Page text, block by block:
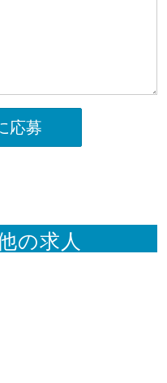
応募
の求人